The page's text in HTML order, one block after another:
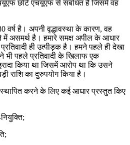
छोटे एचयूएफ से संबंधित है जिसमें वह
वर्ष है। अपनी वृद्धावस्था के कारण, वह
असमर्थ है। हमारे समक्ष अपील के आधार
ही उत्पीड़क है। हमने पहले ही देखा
भी पहले प्रतिवादी के खिलाफ एक
किया था जिसमें आरोप था कि उसने
राशि का दुरुपयोग किया है।
स्थापित करने के लिए कई आधार प्रस्तुत किए